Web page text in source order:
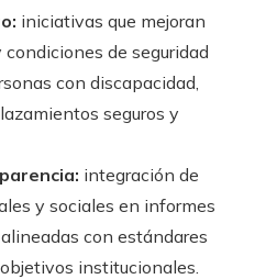
iniciativas que mejoran
condiciones de seguridad
con discapacidad,
seguros y
integración de
y sociales en informes
con estándares
institucionales.